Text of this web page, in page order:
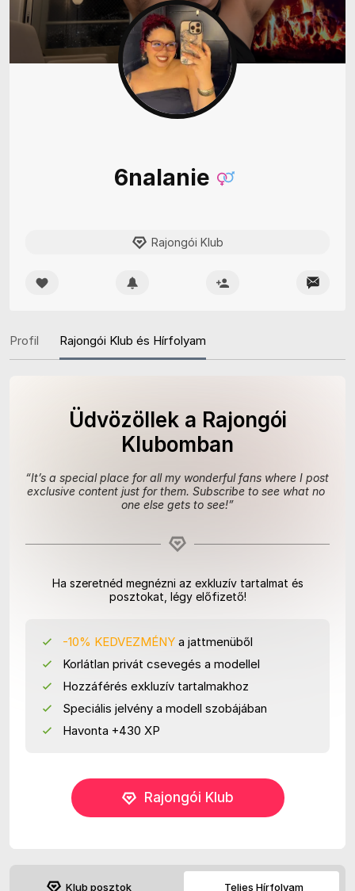
6nalanie
Rajongói Klub
Profil Rajongói Klub és Hírfolyam
Üdvözöllek a Rajongói
Klubomban
“It’s a special place for all my wonderful fans where I post
exclusive content just for them. Subscribe to see what no
one else gets to see!”
Ha szeretnéd megnézni az exkluzív tartalmat és
posztokat, légy előfizető!
-10% KEDVEZMÉNY a jattmenüből
Korlátlan privát csevegés a modellel
Hozzáférés exkluzív tartalmakhoz
Speciális jelvény a modell szobájában
Havonta +430 XP
Rajongói Klub
Klub posztok Teljes Hírfolyam